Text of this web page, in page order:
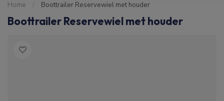
Home / Boottrailer Reservewiel met houder
Boottrailer Reservewiel met houder